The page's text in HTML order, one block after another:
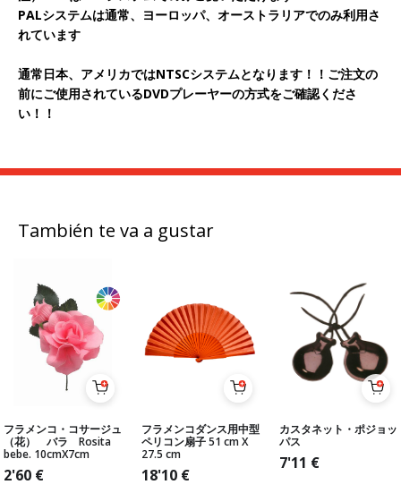
PALシステムは通常、ヨーロッパ、オーストラリアでのみ利用さ
れています
通常日本、アメリカではNTSCシステムとなります！！ご注文の
前にご使用されているDVDプレーヤーの方式をご確認くださ
い！！
También te va a gustar
フラメンコ・コサージュ
（花） バラ Rosita
bebe. 10cmX7cm
2'60 €
フラメンコダンス用中型
ペリコン扇子 51 cm X
27.5 cm
18'10 €
カスタネット・ポジョッ
パス
7'11 €